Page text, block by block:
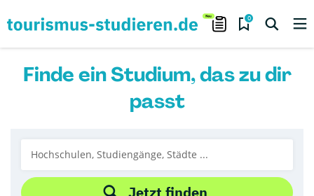
0
Finde ein Studium, das zu dir
passt
Jetzt finden